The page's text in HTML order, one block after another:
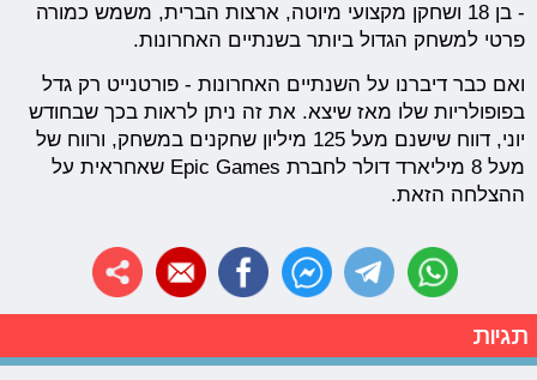
- בן 18 ושחקן מקצועי מיוטה, ארצות הברית, משמש כמורה
פרטי למשחק הגדול ביותר בשנתיים האחרונות.
ואם כבר דיברנו על השנתיים האחרונות - פורטנייט רק גדל
בפופולריות שלו מאז שיצא. את זה ניתן לראות בכך שבחודש
יוני, דווח שישנם מעל 125 מיליון שחקנים במשחק, ורווח של
מעל 8 מיליארד דולר לחברת Epic Games שאחראית על
ההצלחה הזאת.
תגיות